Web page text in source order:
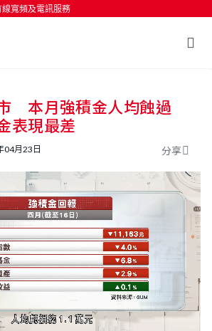
線寬頻及電訊服務
按輸入鍵開始搜尋
本月強積金人均蝕過
表現最差
04月23日 分享